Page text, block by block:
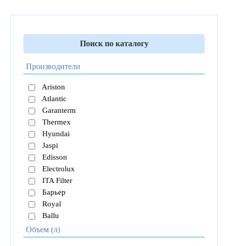
Поиск по каталогу
Производители
Ariston
Atlantic
Garanterm
Thermex
Hyundai
Jaspi
Edisson
Electrolux
ITA Filter
Барьер
Royal
Ballu
Объем (л)